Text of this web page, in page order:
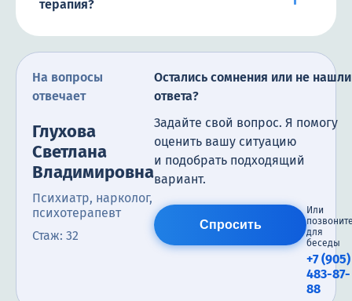
терапия?
На вопросы
отвечает
Глухова
Светлана
Владимировна
Психиатр, нарколог,
психотерапевт
Стаж: 32
Остались сомнения или не нашли
ответа?
Задайте свой вопрос. Я помогу
оценить вашу ситуацию
и подобрать подходящий
вариант.
Спросить
Или
для
беседы
+7 (905)
483-87-
88